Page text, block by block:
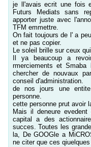
je ll'avais ecrit une fois
Futurs Mediats sans
apporter juste avec
TFM emmettre.
On fait toujours de l' a
et ne pas copier.
Le soleil brille sur ceux
Il ya beaucoup a
rmerciements et
chercher de nouvaux
conseil d'administration.
de nos jours une
personne.
cette personne prut avoir
Mais il deneure
capital a des
succes. Toutes les
la, De GOOGle a
ne citer que ces